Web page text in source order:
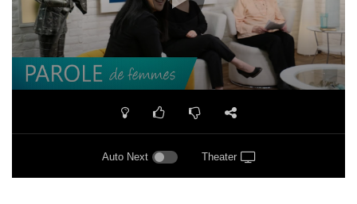
Auto Next Theater